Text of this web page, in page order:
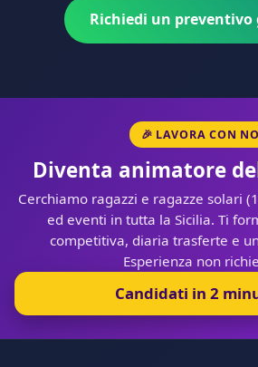
Richiedi un
🎉 LAVORA CON
Diventa animatore
Cerchiamo ragazzi e ragazze solari
ed eventi in tutta la Sicilia. Ti
competitiva, diaria trasferte e
Esperienza non
Candidati in 2